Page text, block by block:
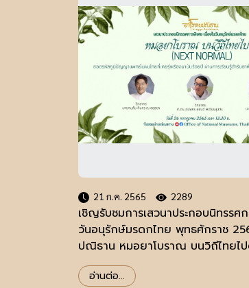
21 ก.ค. 2565 2289
เชิญรับชมการเสวนาประกอบนิทรรศ
วันอนุรักษ์มรดกไทย พุทธศักราช
ปณิธาน หมอยาโบราณ บนวิถีไทยไ
Normal)
อ่านต่อ...